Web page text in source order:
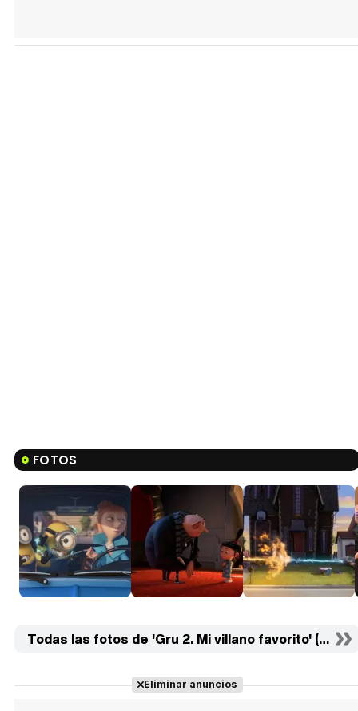
FOTOS
Todas las fotos de 'Gru 2. Mi villano favorito' (25)
Eliminar anuncios